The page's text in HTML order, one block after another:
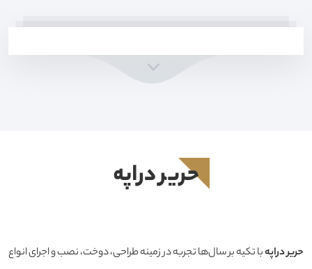
حرير دراپه
حرير دراپهبا تکیه بر سال‌ها تجربه در زمینه طراحی، دوخت، نصب و اجرای انواع